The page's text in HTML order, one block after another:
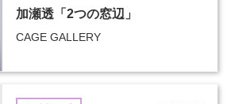
加瀬透「2つの窓辺」
CAGE GALLERY